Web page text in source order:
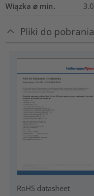
Wiązka ⌀ min.
3.0
Pliki do pobrania
RoHS datasheet